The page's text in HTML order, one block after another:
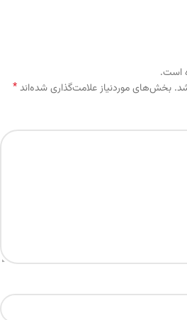
است.
بخش‌های موردنیاز علامت‌گذاری شده‌اند*